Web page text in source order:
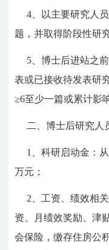
4、以主要研究人
题，并取得阶段性研
5、博士后进站之
表或已接收待发表研
≥6至少一篇或累计影
二、博士后研究人
1、科研启动金：
万元；
2、工资、绩效相
资、月绩效奖励、津
会保险，缴存住房公